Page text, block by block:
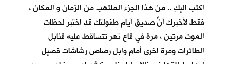
اكتب اليكِ .. من هذا الجزء الملتهب من الزمان و المكان ،
فقط لأخبرك أنّ صديق أيام طفولتكِ قد اختبر لحظات
الموت مرتين ، مرة في قاع نهر تتساقط عليه قنابل
الطائرات ومرة اخرى أمام وابل رصاص رشاشات فصيل